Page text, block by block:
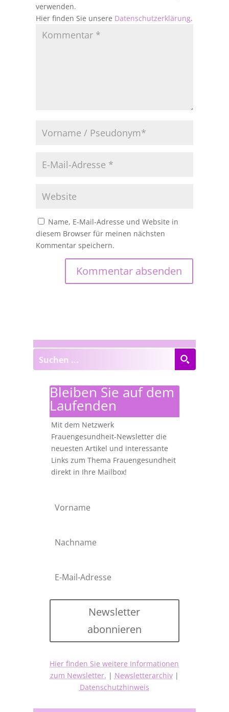
verwenden.
Hier finden Sie unsere Datenschutzerklärung.
Name, E-Mail-Adresse und Website in
diesem Browser für meinen nächsten
Kommentar speichern.
Bleiben Sie auf dem
Laufenden
Mit dem Netzwerk
Frauengesundheit-Newsletter die
neuesten Artikel und interessante
Links zum Thema Frauengesundheit
direkt in Ihre Mailbox!
Newsletter
abonnieren
Hier finden Sie weitere Informationen
zum Newsletter. | Newsletterarchiv|
Datenschutzhinweis